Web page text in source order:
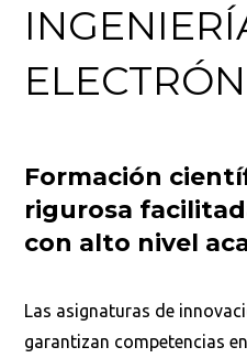
Formación
rigurosa
con alto nivel
Las asignaturas de
garantizan competencias